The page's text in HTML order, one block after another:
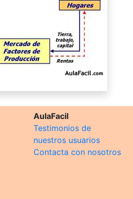
AulaFacil
Testimonios de
nuestros usuarios
Contacta con nosotros